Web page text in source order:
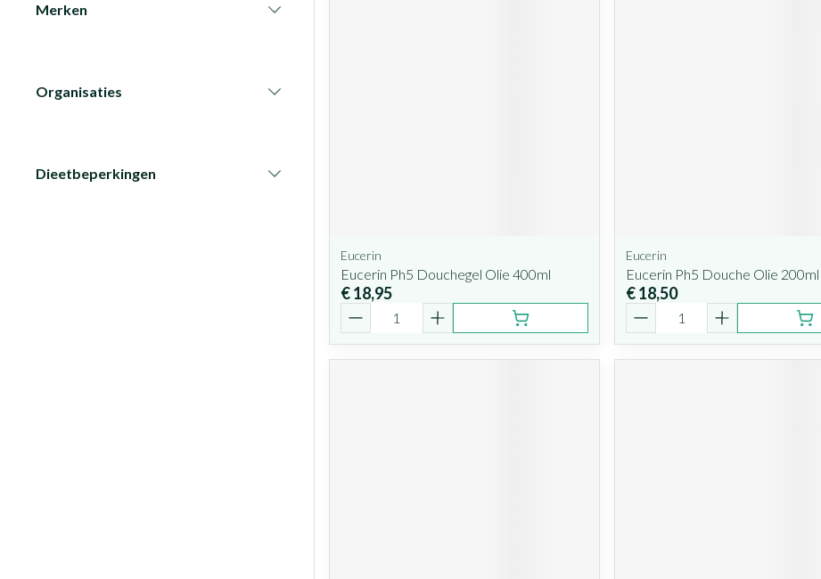
Merken
Organisaties
Dieetbeperkingen
Eucerin
Eucerin Ph5 Douchegel Olie 400ml
€ 18,95
Eucerin
Eucerin Ph5 Douche Olie 200ml
€ 18,50